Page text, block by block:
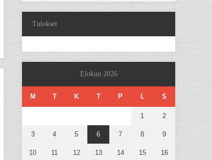
Tulokset
Elokuu 2026
M T K T P L S
1 2
3 4 5 6 7 8 9
10 11 12 13 14 15 16